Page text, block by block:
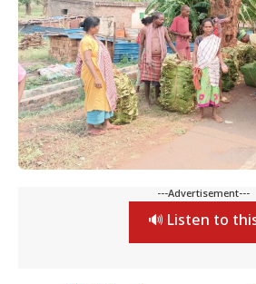
---Advertisement---
🔊 Listen to